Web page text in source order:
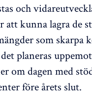
och
att kunna lagra de
som skarpa
planeras
om dagen med
före årets slut.